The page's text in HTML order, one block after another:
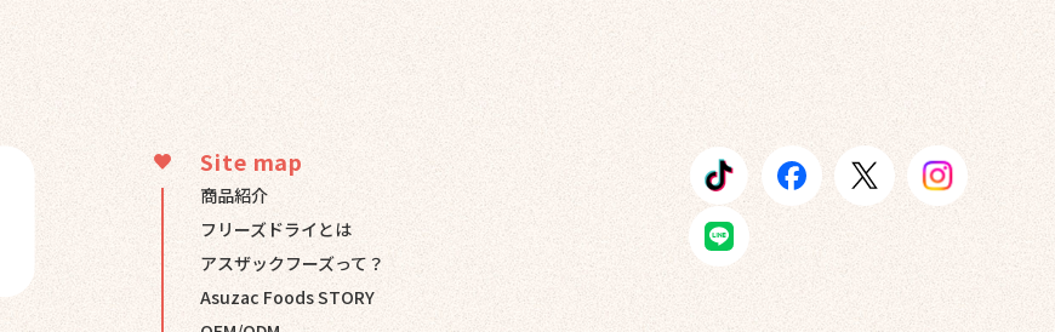
Site map
商品紹介
フリーズドライとは
アスザックフーズって？
Asuzac Foods STORY